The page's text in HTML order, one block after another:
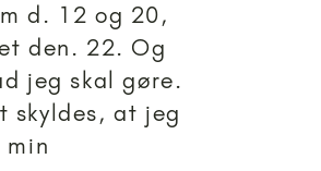
d. 12 og 20,
den. 22. Og
jeg skal gøre.
skyldes, at jeg
min